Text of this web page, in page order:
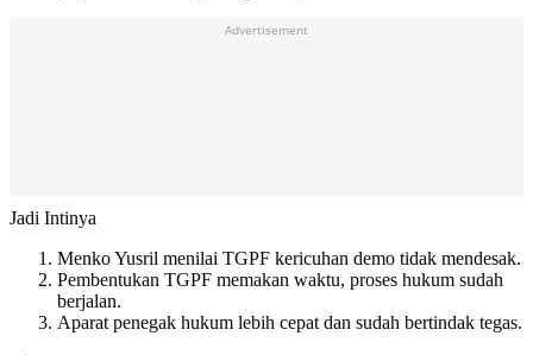
Advertisement
Jadi Intinya
Menko Yusril menilai TGPF kericuhan demo tidak mendesak.
Pembentukan TGPF memakan waktu, proses hukum sudah
berjalan.
Aparat penegak hukum lebih cepat dan sudah bertindak tegas.